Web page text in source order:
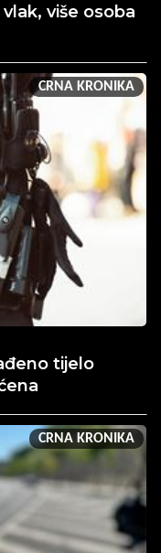
više osoba
CRNA KRONIKA
tijelo
CRNA KRONIKA